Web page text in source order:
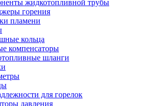
жидкотопливной трубы
горения
пламени
кольца
компенсаторы
шланги
для горелок
давления